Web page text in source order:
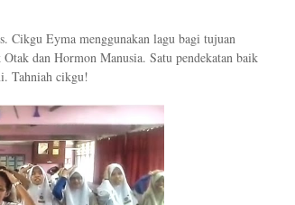
Cikgu Eyma menggunakan lagu bagi tujuan
dan Hormon Manusia. Satu pendekatan baik
Tahniah cikgu!